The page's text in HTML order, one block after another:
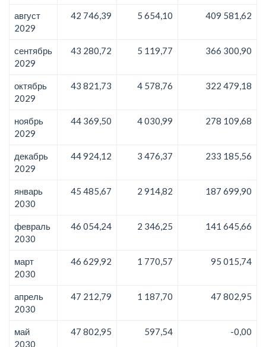
август
2029
42 746,39 5 654,10 409 581,62
сентябрь
2029
43 280,72 5 119,77 366 300,90
октябрь
2029
43 821,73 4 578,76 322 479,18
ноябрь
2029
44 369,50 4 030,99 278 109,68
декабрь
2029
44 924,12 3 476,37 233 185,56
январь
2030
45 485,67 2 914,82 187 699,90
февраль
2030
46 054,24 2 346,25 141 645,66
март
2030
46 629,92 1 770,57 95 015,74
апрель
2030
47 212,79 1 187,70 47 802,95
май
2030
47 802,95 597,54 -0,00